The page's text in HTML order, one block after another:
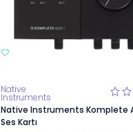
Native
Instruments
Native Instruments Komplete
Ses Kartı